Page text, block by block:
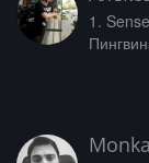
1.